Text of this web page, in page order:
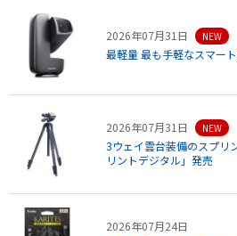
2026年07月31日 NEW
最軽量 最も手軽なスマー
2026年07月31日 NEW
3ウェイ雲台装備のスプリ
リントデジタル」発売
2026年07月24日